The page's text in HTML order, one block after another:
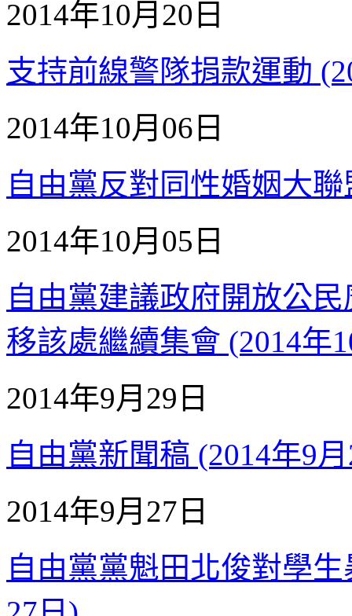
2014年10月20日
支持前線警隊捐款運動
2014年10月06日
自由黨反對同性婚姻大
2014年10月05日
自由黨建議政府開放公
移該處繼續集會 (2014年
2014年9月29日
自由黨新聞稿 (2014年9
2014年9月27日
自由黨黨魁田北俊對學